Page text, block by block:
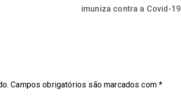
imuniza contra a Covid-19
Campos obrigatórios são marcados com*